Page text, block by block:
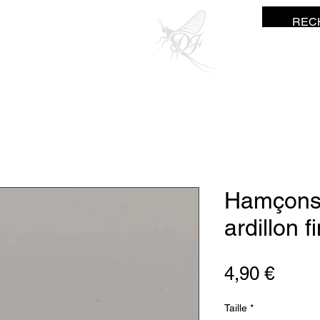
ardillon
4,90 €Prix
Taille *